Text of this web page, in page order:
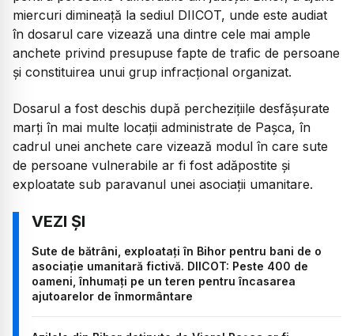
miercuri dimineață la sediul DIICOT, unde este audiat
în dosarul care vizează una dintre cele mai ample
anchete privind presupuse fapte de trafic de persoane
și constituirea unui grup infracțional organizat.
Dosarul a fost deschis după perchezițiile desfășurate
marți în mai multe locații administrate de Pașca, în
cadrul unei anchete care vizează modul în care sute
de persoane vulnerabile ar fi fost adăpostite și
exploatate sub paravanul unei asociații umanitare.
Sute de bătrâni, exploatați în Bihor pentru bani de o
asociație umanitară fictivă. DIICOT: Peste 400 de
oameni, înhumați pe un teren pentru încasarea
ajutoarelor de înmormântare